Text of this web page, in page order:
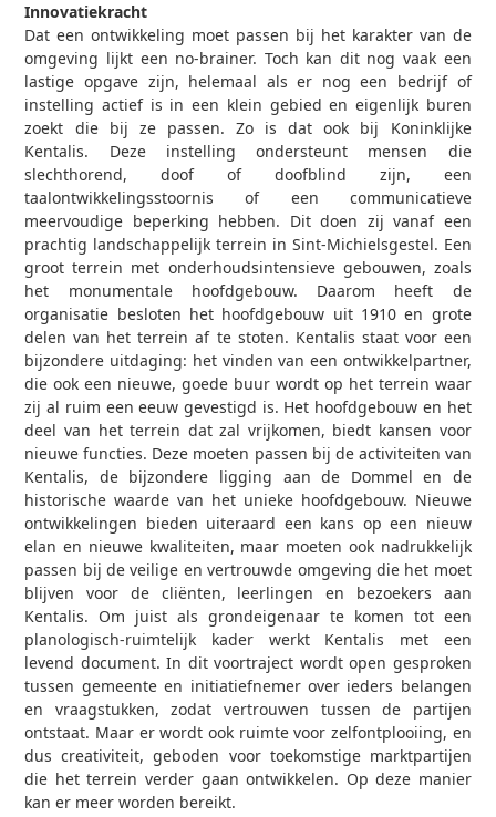
Innovatiekracht
Dat een ontwikkeling moet passen bij het karakter van de
omgeving lijkt een no-brainer. Toch kan dit nog vaak een
lastige opgave zijn, helemaal als er nog een bedrijf of
instelling actief is in een klein gebied en eigenlijk buren
zoekt die bij ze passen. Zo is dat ook bij Koninklijke
Kentalis. Deze instelling ondersteunt mensen die
slechthorend, doof of doofblind zijn, een
taalontwikkelingsstoornis of een communicatieve
meervoudige beperking hebben. Dit doen zij vanaf een
prachtig landschappelijk terrein in Sint-Michielsgestel. Een
groot terrein met onderhoudsintensieve gebouwen, zoals
het monumentale hoofdgebouw. Daarom heeft de
organisatie besloten het hoofdgebouw uit 1910 en grote
delen van het terrein af te stoten. Kentalis staat voor een
bijzondere uitdaging: het vinden van een ontwikkelpartner,
die ook een nieuwe, goede buur wordt op het terrein waar
zij al ruim een eeuw gevestigd is. Het hoofdgebouw en het
deel van het terrein dat zal vrijkomen, biedt kansen voor
nieuwe functies. Deze moeten passen bij de activiteiten van
Kentalis, de bijzondere ligging aan de Dommel en de
historische waarde van het unieke hoofdgebouw. Nieuwe
ontwikkelingen bieden uiteraard een kans op een nieuw
elan en nieuwe kwaliteiten, maar moeten ook nadrukkelijk
passen bij de veilige en vertrouwde omgeving die het moet
blijven voor de cliënten, leerlingen en bezoekers aan
Kentalis. Om juist als grondeigenaar te komen tot een
planologisch-ruimtelijk kader werkt Kentalis met een
levend document. In dit voortraject wordt open gesproken
tussen gemeente en initiatiefnemer over ieders belangen
en vraagstukken, zodat vertrouwen tussen de partijen
ontstaat. Maar er wordt ook ruimte voor zelfontplooiing, en
dus creativiteit, geboden voor toekomstige marktpartijen
die het terrein verder gaan ontwikkelen. Op deze manier
kan er meer worden bereikt.